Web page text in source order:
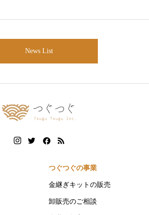
News List
つぐつぐの事業
金継ぎキットの販売
卸販売のご相談